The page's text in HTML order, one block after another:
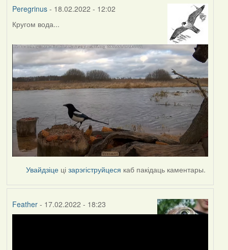
Peregrinus- 18.02.2022 - 12:02
Кругом вода...
Увайдзіце цізарэгіструйцеся каб пакідаць каментары.
Feather- 17.02.2022 - 18:23